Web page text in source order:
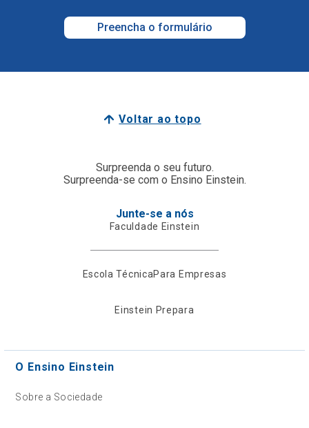
Preencha o formulário
Voltar ao topo
Surpreenda o seu futuro.
Surpreenda-se com o Ensino Einstein.
Junte-se a nós
Faculdade Einstein
Escola TécnicaPara Empresas
Einstein Prepara
O Ensino Einstein
Sobre a Sociedade